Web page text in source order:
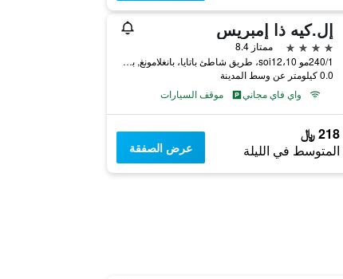
إل.كيه ذا إمبريس
4 نجوم
ممتاز 8.4
240/1مو 10،soi12، طريق شاطئ باتايا، بانغلامونغ, باتايا, تايلاند
0.0 كيلومتر عن وسط المدينة
واي فاي مجاني
موقف السيارات
218 ﷼
المتوسط في الليلة عرض الصفقة